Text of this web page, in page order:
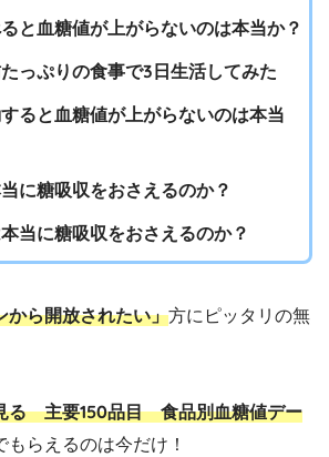
と血糖値が上がらないのは本当か？
っぷりの食事で3日生活してみた
ると血糖値が上がらないのは本当
に糖吸収をおさえるのか？
当に糖吸収をおさえるのか？
から開放されたい」方にピッタリの無
る 主要150品目 食品別血糖値デー
もらえるのは今だけ！